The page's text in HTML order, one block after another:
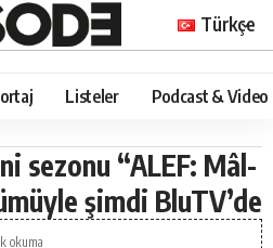
Türkçe
Listeler Podcast & Video
sezonu “ALEF: Mâl-
şimdi BluTV’de
okuma